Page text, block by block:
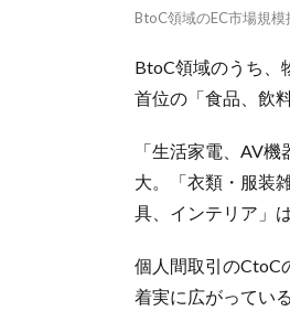
BtoC領域のEC市場規模
BtoC領域のうち、
首位の「食品、飲
「生活家電、AV
大。「衣類・服装
具、インテリア」
個人間取引のCtoC
着実に広がっている